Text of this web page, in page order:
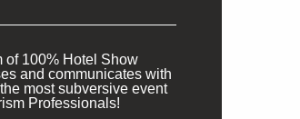
of 100% Hotel Show
and communicates with
most subversive event
Professionals!